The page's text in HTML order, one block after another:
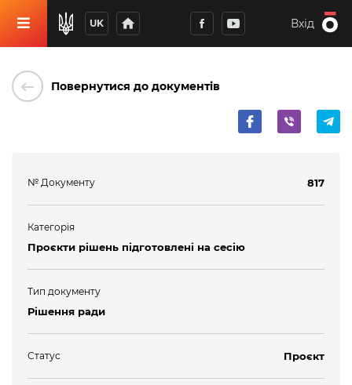
UK home Вхід
keyboard_backspace Повернутися до документів
№ Документу 817
Категорія
Проєкти рішень підготовлені на сесію
Тип документу
Рішення ради
Статус Проєкт